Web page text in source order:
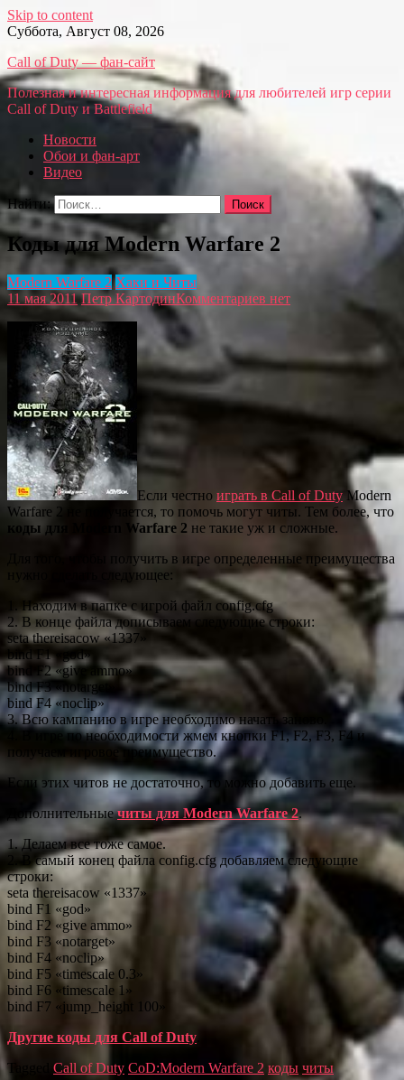
Skip to content
Суббота, Август 08, 2026
Call of Duty — фан-сайт
Полезная и интересная информация для любителей игр серии
Call of Duty и Battlefield
Новости
Обои и фан-арт
Видео
Найти:
Коды для Modern Warfare 2
Modern Warfare 2 Хаки и Читы
11 мая 2011 Петр КартодинКомментариев нет
Если честно играть в Call of Duty Modern
Warfare 2 не получается, то помочь могут читы. Тем более, что
коды для Modern Warfare 2 не такие уж и сложные.
Для того, чтобы получить в игре определенные преимущества
нужно сделать следующее:
1. Находим в папке с игрой файл config.cfg
2. В конце файла дописываем следующие строки:
seta thereisacow «1337»
bind F1 «god»
bind F2 «give ammo»
bind F3 «notarget»
bind F4 «noclip»
3. Всю кампанию в игре необходимо начать заново.
4. В игре по необходимости жмем кнопки F1, F2, F3, F4 и
получаем игровое преимущество.
Если этих читов не достаточно, то можно добавить еще.
Дополнительныечиты для Modern Warfare 2.
1. Делаем все тоже самое.
2. В самый конец файла config.cfg добавляем следующие
строки:
seta thereisacow «1337»
bind F1 «god»
bind F2 «give ammo»
bind F3 «notarget»
bind F4 «noclip»
bind F5 «timescale 0.3»
bind F6 «timescale 1»
bind F7 «jump_height 100»
Другие коды для Call of Duty
Tagged Call of Duty CoD:Modern Warfare 2 коды читы